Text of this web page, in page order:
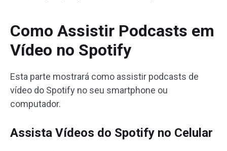
Como Assistir Podcasts em
Vídeo no Spotify
Esta parte mostrará como assistir podcasts de
vídeo do Spotify no seu smartphone ou
computador.
Assista Vídeos do Spotify no Celular